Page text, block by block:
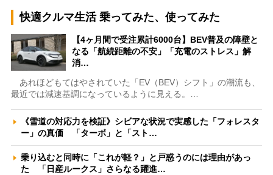
快適クルマ生活 乗ってみた、使ってみた
【4ヶ月間で受注累計6000台】BEV普及の障壁と
なる「航続距離の不安」「充電のストレス」解
消…
あれほどもてはやされていた「EV（BEV）シフト」の潮流も、
最近では減速基調になっているように見える。…
《雪道の対応力を検証》シビアな状況で実感した「フォレスタ
ー」の真価 「ターボ」と「スト…
乗り込むと同時に「これが軽？」と戸惑うのには理由があっ
た 「日産ルークス」さらなる躍進…